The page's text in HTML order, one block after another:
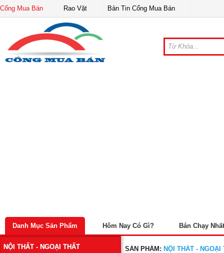
Cổng Mua Bán Rao Vặt Bản Tin Cổng Mua Bán
Danh Mục Sản Phẩm Hôm Nay Có Gì? Bán Chạy Nhất
NỘI THẤT - NGOẠI THẤT SẢN PHẨM: NỘI THẤT - NGOẠI